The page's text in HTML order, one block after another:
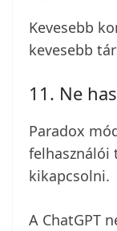
Kevesebb
kevesebb
11. Ne
Paradox
felhasználói
kikapcsolni.
A ChatGPT